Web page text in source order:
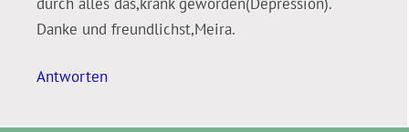
Danke und freundlichst,Meira.
Antworten